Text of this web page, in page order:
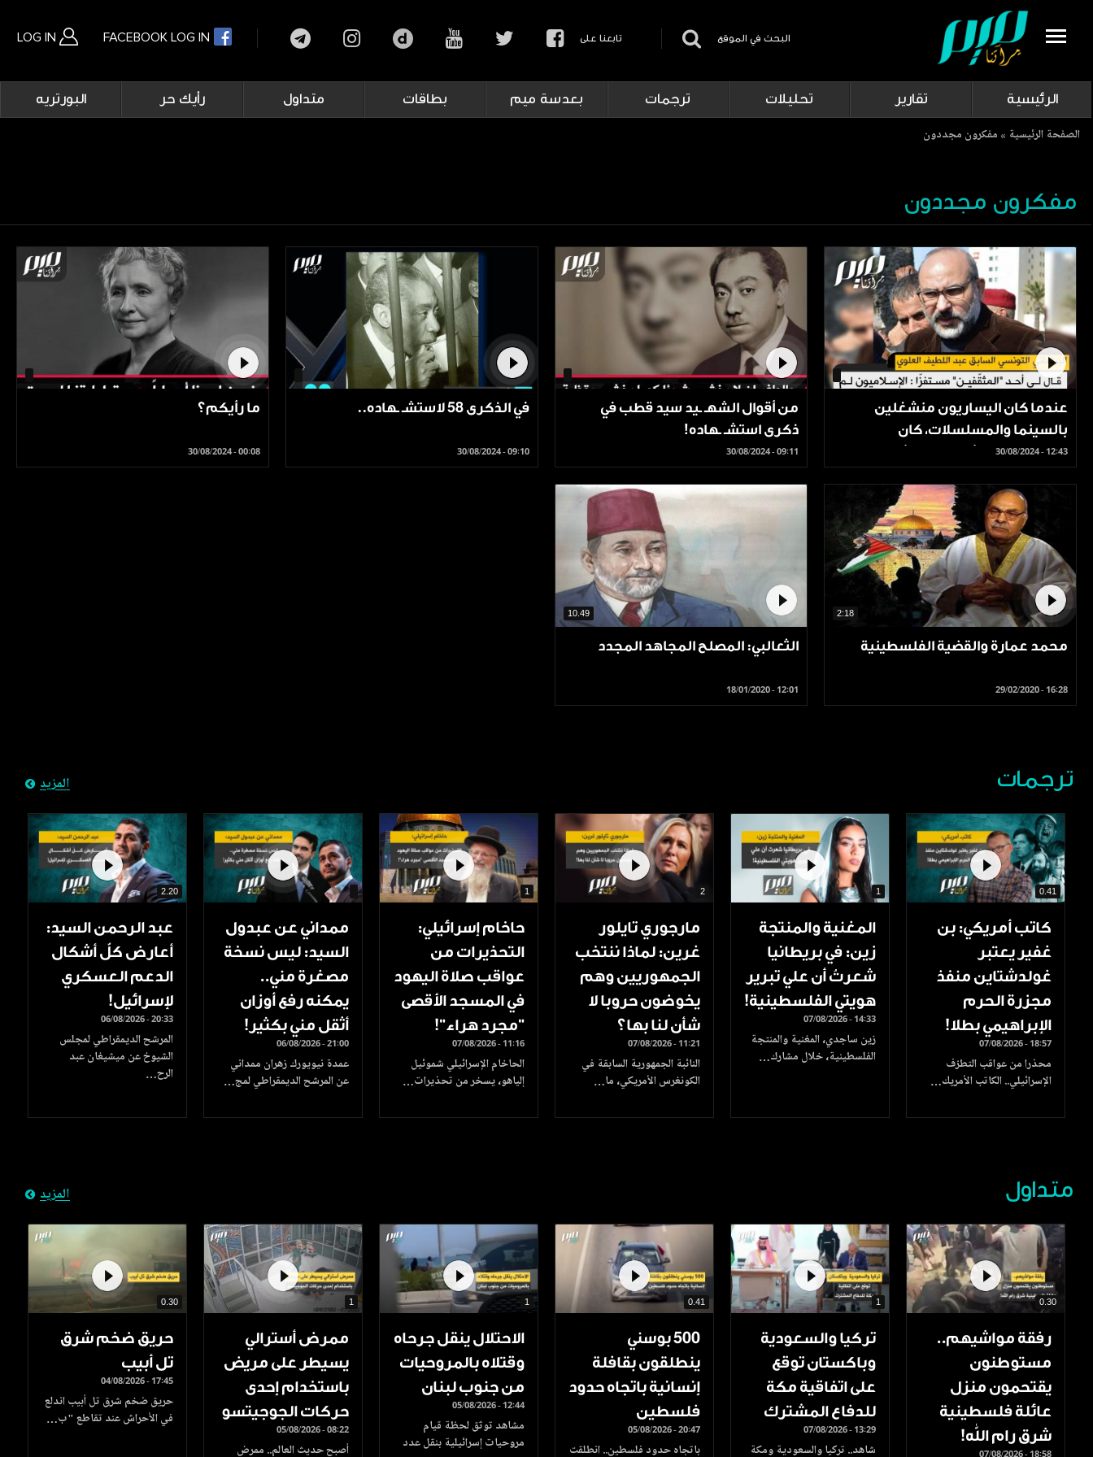
LOG IN FACEBOOK LOG IN البحث في الموقع تابعنا على
Main
navigation
الرئيسية تقارير تحليلات ترجمات بعدسة ميم بطاقات متداول رأيك حر البورتريه
Breadcrumb
الصفحة الرئيسية مفكرون مجددون
مفكرون مجددون
عندما كان اليساريون منشغلين
بالسينما والمسلسلات، كان
الإسلاميون منشغلين بالبشر وصناعة
الرجال
30/08/2024 - 12:43
من أقوال الشهـ ـيد ‎سيد قطب في
ذكرى استشـ ـهاده!
30/08/2024 - 09:11
في الذكرى 58 لاستشـ ـهاده..
30/08/2024 - 09:10
‏ما رأيكم؟
30/08/2024 - 00:08
2:18
محمد عمارة والقضية الفلسطينية
29/02/2020 - 16:28
10.49
الثعالبي: المصلح المجاهد المجدد
18/01/2020 - 12:01
ترجمات المزيد
0.41
كاتب أمريكي: بن
غفير يعتبر
غولدشتاين منفذ
مجزرة الحرم
الإبراهيمي بطلا!
07/08/2026 - 18:57
محذرا من عواقب التطرّف
الإسرائيلي.. الكاتب الأمريك…
1
المغنية والمنتجة
زين: في بريطانيا
شعرتُ أن علي تبرير
هويتي الفلسطينية!
07/08/2026 - 14:33
زين ساجدي، المغنية والمنتجة
الفلسطينية، خلال مشارك…
2
مارجوري تايلور
غرين: لماذا ننتخب
الجمهوريين وهم
يخوضون حروبا لا
شأن لنا بها؟
07/08/2026 - 11:21
النائبة الجمهورية السابقة في
الكونغرس الأمريكي، ما…
1
حاخام إسرائيلي:
التحذيرات من
عواقب صلاة اليهود
في المسجد الأقصى
"مجرد هراء"!
07/08/2026 - 11:16
الحاخام الإسرائيلي شموئيل
إلياهو، يسخر من تحذيرات…
ممداني عن عبدول
السيد: ليس نسخة
مصغرة مني..
يمكنه رفع أوزان
أثقل مني بكثير!
06/08/2026 - 21:00
عمدة نيويورك زهران ممداني
عن المرشح الديمقراطي لمج…
2.20
عبد الرحمن السيد:
أعارض كلّ أشكال
الدعم العسكري
لإسرائيل!
06/08/2026 - 20:33
المرشح الديمقراطي لمجلس
الشيوخ عن ميشيغان عبد
الرح…
متداول المزيد
0.30
رفقة مواشيهم..
مستوطنون
يقتحمون منزل
عائلة فلسطينية
شرق رام الله!
07/08/2026 - 18:58
1
تركيا والسعودية
وباكستان توقع
على اتفاقية مكة
للدفاع المشترك
07/08/2026 - 13:29
شاهد.. تركيا والسعودية ومكة
0.41
500 بوسني
ينطلقون بقافلة
إنسانية باتجاه حدود
فلسطين
05/08/2026 - 20:47
باتجاه حدود فلسطين.. انطلقت
1
الاحتلال ينقل جرحاه
وقتلاه بالمروحيات
من جنوب لبنان
05/08/2026 - 12:44
مشاهد توثق لحظة قيام
مروحيات إسرائيلية بنقل عدد
1
ممرض أسترالي
يسيطر على مريض
باستخدام إحدى
حركات الجوجيتسو
05/08/2026 - 08:22
أصبح حديث العالم.. ممرض
0.30
حريق ضخم شرق
تل أبيب
04/08/2026 - 17:45
حريق ضخم شرق تل أبيب اندلع
في الأحراش عند تقاطع "ب…